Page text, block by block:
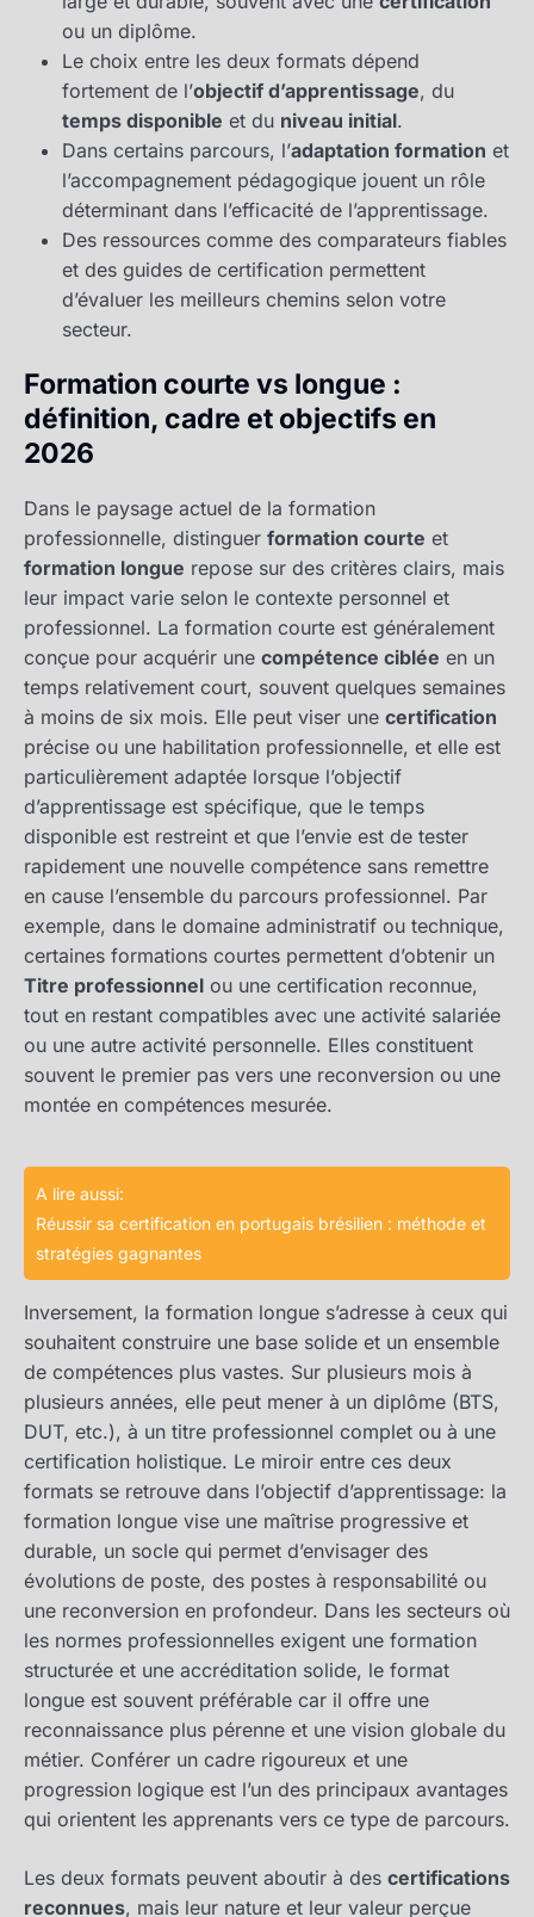
ou un diplôme.
Le choix entre les deux formats dépend
fortement de l’objectif d’apprentissage, du
temps disponible et du niveau initial.
Dans certains parcours, l’adaptation formation et
l’accompagnement pédagogique jouent un rôle
déterminant dans l’efficacité de l’apprentissage.
Des ressources comme des comparateurs fiables
et des guides de certification permettent
d’évaluer les meilleurs chemins selon votre
secteur.
Formation courte vs longue :
définition, cadre et objectifs en
2026
Dans le paysage actuel de la formation
professionnelle, distinguer formation courte et
formation longue repose sur des critères clairs, mais
leur impact varie selon le contexte personnel et
professionnel. La formation courte est généralement
conçue pour acquérir une compétence ciblée en un
temps relativement court, souvent quelques semaines
à moins de six mois. Elle peut viser une certification
précise ou une habilitation professionnelle, et elle est
particulièrement adaptée lorsque l’objectif
d’apprentissage est spécifique, que le temps
disponible est restreint et que l’envie est de tester
rapidement une nouvelle compétence sans remettre
en cause l’ensemble du parcours professionnel. Par
exemple, dans le domaine administratif ou technique,
certaines formations courtes permettent d’obtenir un
Titre professionnel ou une certification reconnue,
tout en restant compatibles avec une activité salariée
ou une autre activité personnelle. Elles constituent
souvent le premier pas vers une reconversion ou une
montée en compétences mesurée.
A lire aussi:
Réussir sa certification en portugais brésilien : méthode et
stratégies gagnantes
Inversement, la formation longue s’adresse à ceux qui
souhaitent construire une base solide et un ensemble
de compétences plus vastes. Sur plusieurs mois à
plusieurs années, elle peut mener à un diplôme (BTS,
DUT, etc.), à un titre professionnel complet ou à une
certification holistique. Le miroir entre ces deux
formats se retrouve dans l’objectif d’apprentissage: la
formation longue vise une maîtrise progressive et
durable, un socle qui permet d’envisager des
évolutions de poste, des postes à responsabilité ou
une reconversion en profondeur. Dans les secteurs où
les normes professionnelles exigent une formation
structurée et une accréditation solide, le format
longue est souvent préférable car il offre une
reconnaissance plus pérenne et une vision globale du
métier. Conférer un cadre rigoureux et une
progression logique est l’un des principaux avantages
qui orientent les apprenants vers ce type de parcours.
Les deux formats peuvent aboutir à des certifications
reconnues, mais leur nature et leur valeur perçue